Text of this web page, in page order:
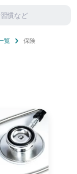
覧 保険